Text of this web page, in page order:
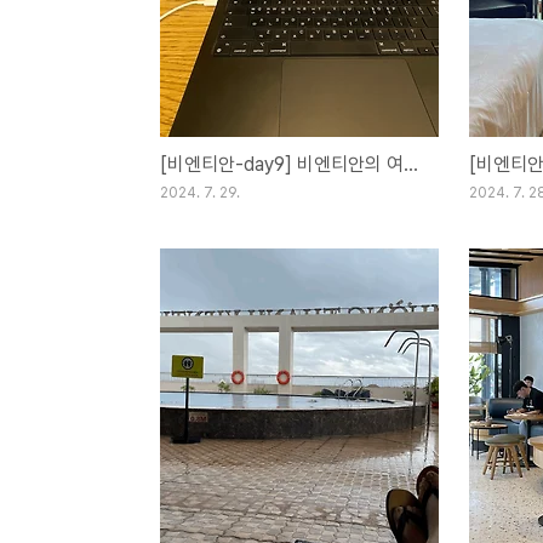
[비엔티안-day9] 비엔티안의 여덟째날 2024.07.22(월)
2024. 7. 29. 2024. 7.